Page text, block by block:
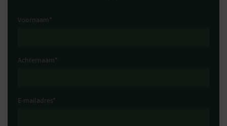
Voornaam *
Achternaam *
E-mailadres*